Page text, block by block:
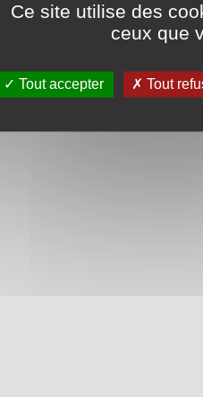
Ce site utilise des
ceux que
Tout accepter Tout